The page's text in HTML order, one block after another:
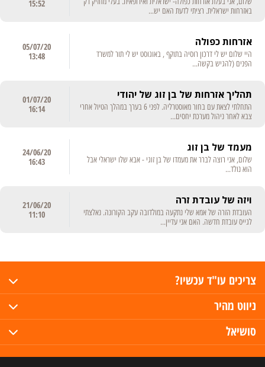
באזרחות ישראלית. רציתי לדעת האם יש...
15:52
אזרחות כפולה
היי שלום יש לי דרכון רוסיה בתוקף , באוגוסט יש לי תור למשרד
הפנים (להגיש בקשה...
05/07/20
13:48
תהליך אזרחות של בן זוג של יהודי
התחלתי לצאת עם בחור מאוסטרליה. לפני 6 בערך במהלך הטיול אחרי
צבא לאחר ניהול מערכת יחסים...
01/07/20
16:14
מעמד של בן זוג
שלום, אני רוצה לברר את מעמדו של בן זוגי - אבא שלו ישראלי אבל
הוא נולד...
24/06/20
16:43
ויזה של עובדת זרה
העובדת הזרה של אמא שלי נתקעה במולדובה עקב הקורונה. נאלצתי
לגייס עובדת חדשה. האם אני עדיין...
21/06/20
11:10
צריכים עו"ד עכשיו?
ניווט מהיר
סושיאל